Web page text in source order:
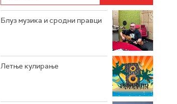
РАДИО ЏУБОКС
РАДИО ВРТЕШКА
РАДИО ЏЕЗЕР
Блуз музика и сродни правци
Летње кулирање